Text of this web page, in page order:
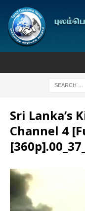
Sri Lanka’s
Channel 4